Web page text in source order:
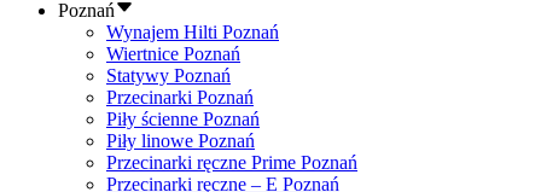
Poznań
Wynajem Hilti Poznań
Wiertnice Poznań
Statywy Poznań
Przecinarki Poznań
Piły ścienne Poznań
Piły linowe Poznań
Przecinarki ręczne Prime Poznań
Przecinarki ręczne – E Poznań